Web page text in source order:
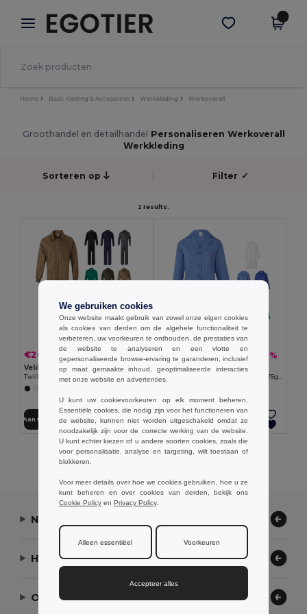
× Egotier-app
Betere prijzen in de app!
Download app
Home Basic Kleding & Accessoires Werkkleding Werkoverall
Groothandel en detailhandel Personaliseren Werkoverall
Werkkleding
Sorteren op Filter ✓
2 results.
€26.96 -38%
Velilla 36086
Twill jumpsuit (200g/m²), van katoen (35%) en polyester (65%)
Aan winkelwagen toevoegen
€18.56 €29.73 -38%
Velilla 36135
Keperstofsok met lange mouwen (175g/m²), van keperstof katoen (35%) en polyester (65%)
Aan winkelwagen toevoegen
Alle Producten Tonen.
Neem contact op
Hulp nodig?
Ons bedrijf
We gebruiken cookies
Onze website maakt gebruik van zowel onze eigen cookies
als cookies van derden om de algehele functionaliteit te
verbeteren, uw voorkeuren te onthouden, de prestaties van
de website te analyseren en een vlotte en
gepersonaliseerde browse-ervaring te garanderen, inclusief
op maat gemaakte inhoud, geoptimaliseerde interacties
met onze website en advertenties.
U kunt uw cookievoorkeuren op elk moment beheren.
Essentiële cookies, die nodig zijn voor het functioneren van
de website, kunnen niet worden uitgeschakeld omdat ze
noodzakelijk zijn voor de correcte werking van de website.
U kunt echter kiezen of u andere soorten cookies, zoals die
voor personalisatie, analyse en targeting, wilt toestaan of
blokkeren.
Voor meer details over hoe we cookies gebruiken, hoe u ze
kunt beheren en over cookies van derden, bekijk ons
Cookie Policy en Privacy Policy.
Alleen essentiëel Voorkeuren
Accepteer alles